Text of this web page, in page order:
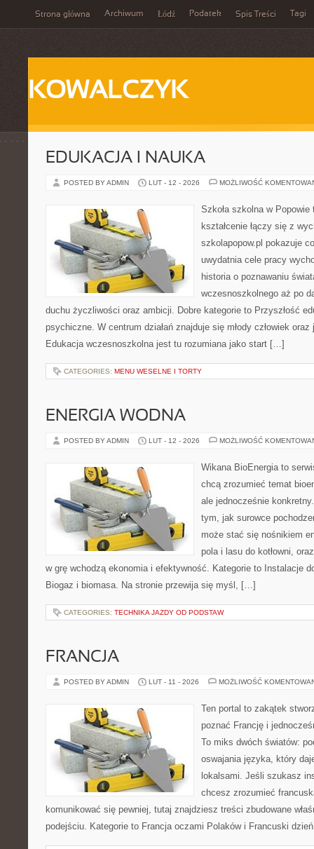
Strona główna Archiwum Łódź Podatek Spis Treści Tagi
KOWALCZYK
EDUKACJA I NAUKA
POSTED BY ADMIN LUT - 12 - 2026 MOŻLIWOŚĆ
Szkoła szkolna w
kształcenie łączy się z
szkolapopow.pl pokazuje
uwydatnia cele pracy
historia o poznawaniu
wczesnoszkolnego aż po
duchu życzliwości oraz ambicji. Dobre kategorie to Przyszłość
psychiczne. W centrum działań znajduje się młody człowiek
Edukacja wczesnoszkolna jest tu rozumiana jako start […]
CATEGORIES: MENU WESELNE I TORTY
ENERGIA WODNA
POSTED BY ADMIN LUT - 12 - 2026 MOŻLIWOŚĆ
Wikana BioEnergia to
chcą zrozumieć temat
ale jednocześnie
tym, jak surowce
może stać się nośnikiem
pola i lasu do kotłowni,
w grę wchodzą ekonomia i efektywność. Kategorie to Instalacje
Biogaz i biomasa. Na stronie przewija się myśl, […]
CATEGORIES: TECHNIKA JAZDY OD PODSTAW
FRANCJA
POSTED BY ADMIN LUT - 11 - 2026 MOŻLIWOŚĆ
Ten portal to zakątek
poznać Francję i
To miks dwóch światów:
oswajania języka, który
lokalsami. Jeśli szukasz
chcesz zrozumieć
komunikować się pewniej, tutaj znajdziesz treści zbudowane
podejściu. Kategorie to Francja oczami Polaków i Francuski